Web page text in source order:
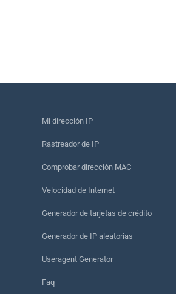
Mi dirección IP
Rastreador de IP
Comprobar dirección MAC
Velocidad de Internet
Generador de tarjetas de crédito
Generador de IP aleatorias
Useragent Generator
Faq